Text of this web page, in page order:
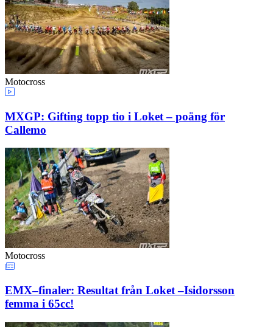
Motocross
MXGP: Gifting topp tio i Loket – poäng för
Callemo
Motocross
EMX–finaler: Resultat från Loket –Isidorsson
femma i 65cc!